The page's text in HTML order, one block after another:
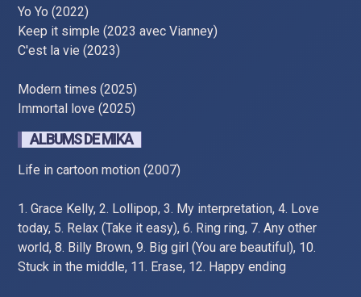
Yo Yo (2022)
Keep it simple (2023 avec Vianney)
C'est la vie (2023)
Modern times (2025)
Immortal love (2025)
ALBUMS DE MIKA
Life in cartoon motion (2007)
1. Grace Kelly, 2. Lollipop, 3. My interpretation, 4. Love
today, 5. Relax (Take it easy), 6. Ring ring, 7. Any other
world, 8. Billy Brown, 9. Big girl (You are beautiful), 10.
Stuck in the middle, 11. Erase, 12. Happy ending